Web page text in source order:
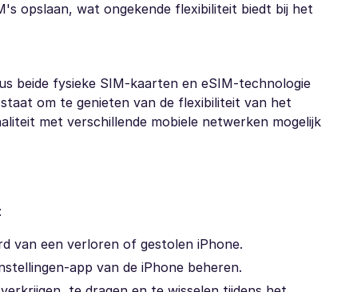
opslaan, wat ongekende flexibiliteit biedt bij het
beide fysieke SIM-kaarten en eSIM-technologie
om te genieten van de flexibiliteit van het
met verschillende mobiele netwerken mogelijk
van een verloren of gestolen iPhone.
app van de iPhone beheren.